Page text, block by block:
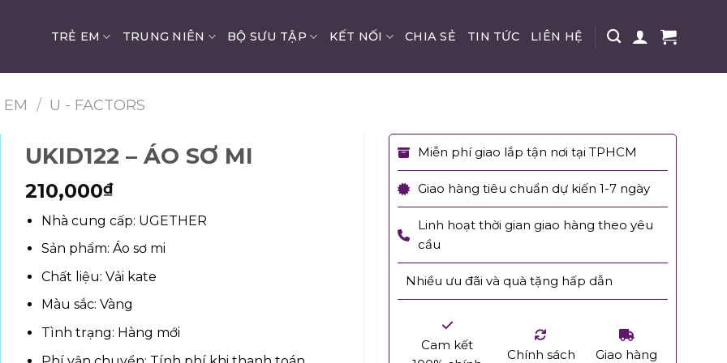
TRẺ EM TRUNG NIÊN BỘ SƯU TẬP KẾT NỐI CHIA SẺ TIN TỨC LIÊN HỆ
/ U - FACTORS
UKID122 – ÁO SƠ MI
210,000₫
Nhà cung cấp: UGETHER
Sản phẩm: Áo sơ mi
Chất liệu: Vải kate
Màu sắc: Vàng
Tình trạng: Hàng mới
Miễn phí giao lắp tận nơi tại TPHCM
Giao hàng tiêu chuẩn dự kiến 1-7 ngày
Linh hoạt thời gian giao hàng theo yêu
cầu
Nhiều ưu đãi và quà tặng hấp dẫn
Cam kết
Chính sách
Giao hàng